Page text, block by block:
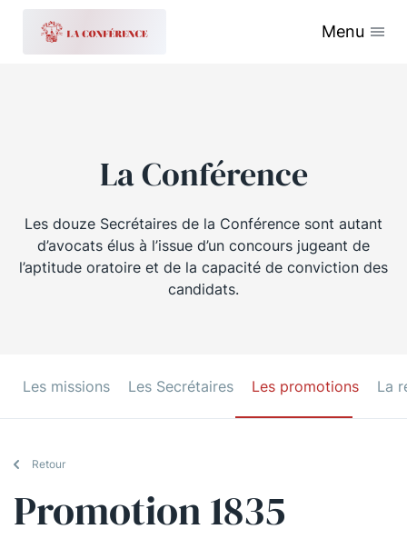
Menu
La Conférence
Les douze Secrétaires de la Conférence sont autant
d’avocats élus à l’issue d’un concours jugeant de
l’aptitude oratoire et de la capacité de conviction des
candidats.
Les missions Les Secrétaires Les promotions La
Retour
Promotion 1835